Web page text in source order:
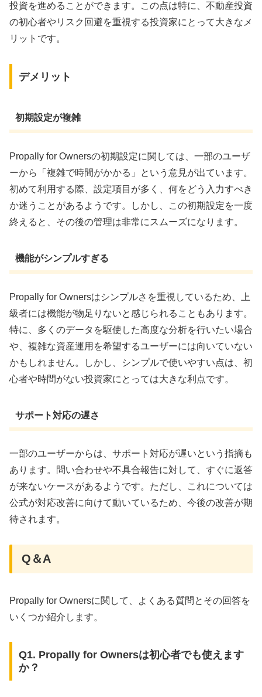
投資を進めることができます。この点は特に、不動産投資
の初心者やリスク回避を重視する投資家にとって大きなメ
リットです。
デメリット
初期設定が複雑
Propally for Ownersの初期設定に関しては、一部のユーザ
ーから「複雑で時間がかかる」という意見が出ています。
初めて利用する際、設定項目が多く、何をどう入力すべき
か迷うことがあるようです。しかし、この初期設定を一度
終えると、その後の管理は非常にスムーズになります。
機能がシンプルすぎる
Propally for Ownersはシンプルさを重視しているため、上
級者には機能が物足りないと感じられることもあります。
特に、多くのデータを駆使した高度な分析を行いたい場合
や、複雑な資産運用を希望するユーザーには向いていない
かもしれません。しかし、シンプルで使いやすい点は、初
心者や時間がない投資家にとっては大きな利点です。
サポート対応の遅さ
一部のユーザーからは、サポート対応が遅いという指摘も
あります。問い合わせや不具合報告に対して、すぐに返答
が来ないケースがあるようです。ただし、これについては
公式が対応改善に向けて動いているため、今後の改善が期
待されます。
Q＆A
Propally for Ownersに関して、よくある質問とその回答を
いくつか紹介します。
Q1. Propally for Ownersは初心者でも使えます
か？